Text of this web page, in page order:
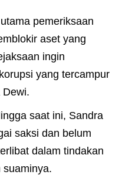
pemeriksaan
aset yang
ingin
yang tercampur
Dewi.
saat ini, Sandra
saksi dan belum
dalam tindakan
suaminya.